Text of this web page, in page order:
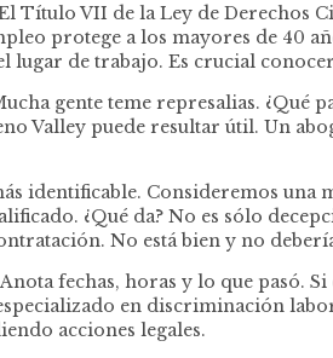
El Título VII de la Ley de
protege a los mayores de 40
lugar de trabajo. Es crucial
gente teme represalias.
Valley puede resultar útil. Un
identificable. Consideremos
¿Qué da? No es sólo
No está bien y no
fechas, horas y lo que
en discriminación
acciones legales.